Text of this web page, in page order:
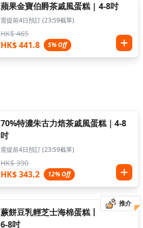
蘋果金寶伯爵茶戚風蛋糕 | 4-8吋
需提前4日預訂 (23:59截單)
HK$ 465
HK$ 441.8 5% Off
70%特濃朱古力焙茶戚風蛋糕｜4-8
吋
需提前4日預訂 (23:59截單)
HK$ 390
HK$ 343.2 12% Off
推介
蕨餅豆乳輕芝士海棉蛋糕丨
6-8吋